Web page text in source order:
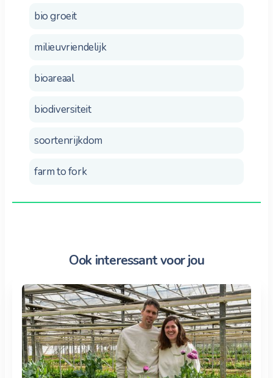
bio groeit
milieuvriendelijk
bioareaal
biodiversiteit
soortenrijkdom
farm to fork
Ook interessant voor jou